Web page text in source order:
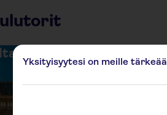
Yksityisyytesi on meille tärkeää